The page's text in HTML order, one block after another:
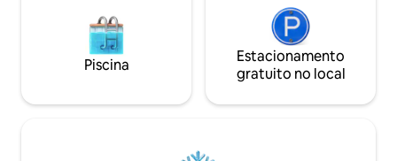
Piscina
Estacionamento
gratuito no local